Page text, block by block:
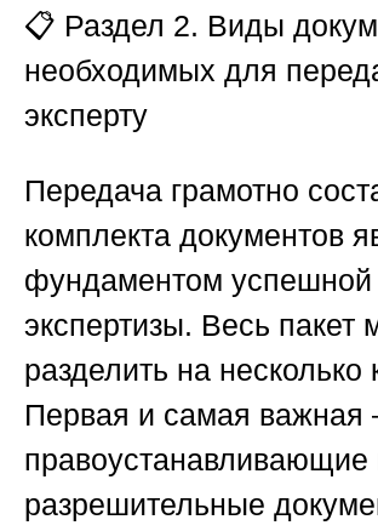
📋 Раздел 2. Виды
необходимых для
эксперту
Передача грамотно
комплекта документов
фундаментом успешной
экспертизы. Весь пакет
разделить на несколько
Первая и самая
правоустанавливающие
разрешительные